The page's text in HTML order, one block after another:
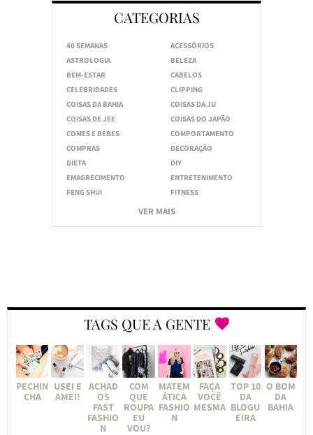
CATEGORIAS
40 SEMANAS
ACESSÓRIOS
ASTROLOGIA
BELEZA
BEM-ESTAR
CABELOS
CELEBRIDADES
CLIPPING
COISAS DA BAHIA
COISAS DA JU
COISAS DE JEE
COISAS DO JAPÃO
COMES E BEBES
COMPORTAMENTO
COMPRAS
DECORAÇÃO
DIETA
DIY
EMAGRECIMENTO
ENTRETENIMENTO
FENG SHUI
FITNESS
VER MAIS
TAGS QUE A GENTE
PECHIN
CHA
USEI E
AMEI!
ACHAD
OS
FAST
FASHIO
N
COM
QUE
ROUPA
EU
VOU?
MATEM
ÁTICA
FASHIO
N
FAÇA
VOCÊ
MESMA
TOP 10
DA
BLOGU
EIRA
O BOM
DA
BAHIA